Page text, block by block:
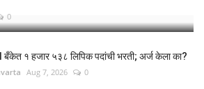
0
बँकेत १ हजार ५३८ लिपिक पदांची भरती; अर्ज केला का?
Aug 7, 2026 0